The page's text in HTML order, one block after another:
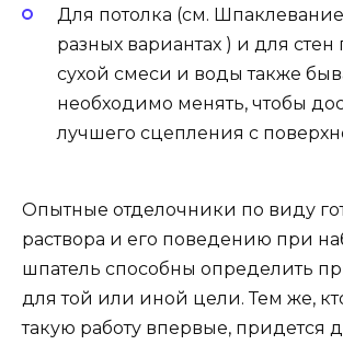
Для потолка (см.
разных вариантах ) и для
сухой смеси и воды также
необходимо менять, чтобы
лучшего сцепления с
Опытные отделочники по виду
раствора и его поведению при
шпатель способны определить
для той или иной цели. Тем же,
такую работу впервые, придется